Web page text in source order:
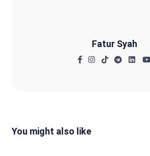
Fatur Syah
You might also like